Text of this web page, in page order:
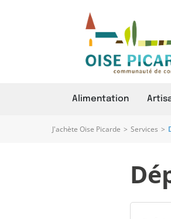
Alimentation
J'achète Oise Picarde > Services >